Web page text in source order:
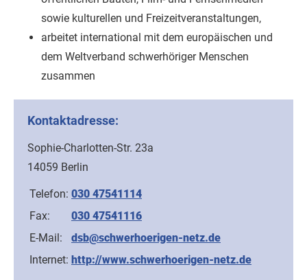
sowie kulturellen und Freizeitveranstaltungen,
arbeitet international mit dem europäischen und
dem Weltverband schwerhöriger Menschen
zusammen
Kontaktadresse:
Sophie-Charlotten-Str. 23a
14059 Berlin
Telefon: 030 47541114
Fax:
030 47541116
E-Mail:
dsb@schwerhoerigen-netz.de
Internet: http://www.schwerhoerigen-netz.de